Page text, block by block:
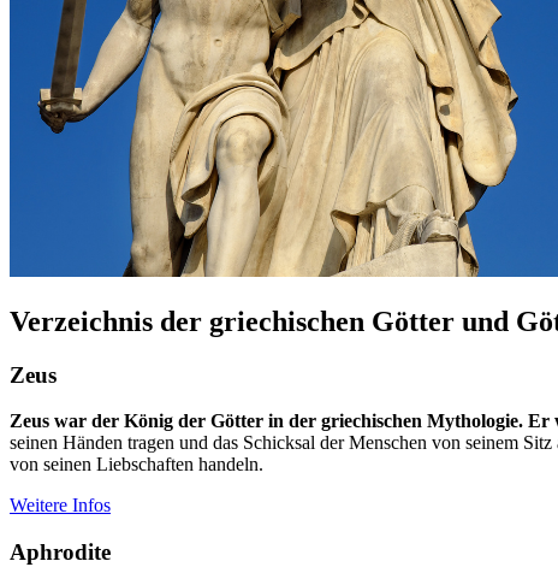
Verzeichnis der griechischen Götter und
Zeus
Zeus war der König der Götter in der griechischen Mythologie.
seinen Händen tragen und das Schicksal der Menschen von seinem
von seinen Liebschaften handeln.
Weitere Infos
Aphrodite